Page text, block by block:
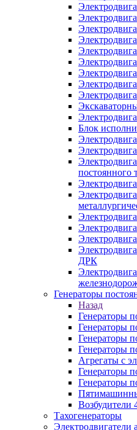
Блок
постоянного
ДРК
Генераторы
Назад
Генераторы
Генераторы
Генераторы
Генераторы
Агрегаты с
Генераторы
Генераторы
Тахогенераторы
Электродвигатели